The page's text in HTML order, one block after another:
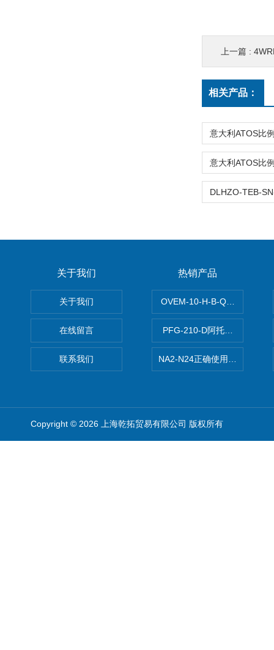
上一篇 :
相关产品：
关于我们
关于我们
在线留言
联系我们
热销产品
OVEM-10-H-B-QO-CE-N-2P
PFG-210-D阿托斯ATOS电
NA2-N24正确使用松下安全光
Copyright © 2026 上海乾拓贸易有限公司 版权所有